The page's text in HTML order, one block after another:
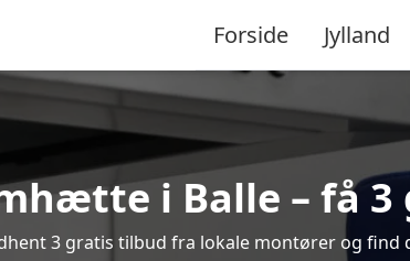
Forside Jylland
i Balle – få
3 gratis tilbud fra lokale montører og